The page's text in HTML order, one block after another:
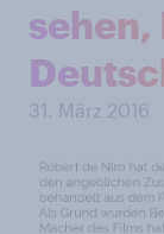
31. März 2016